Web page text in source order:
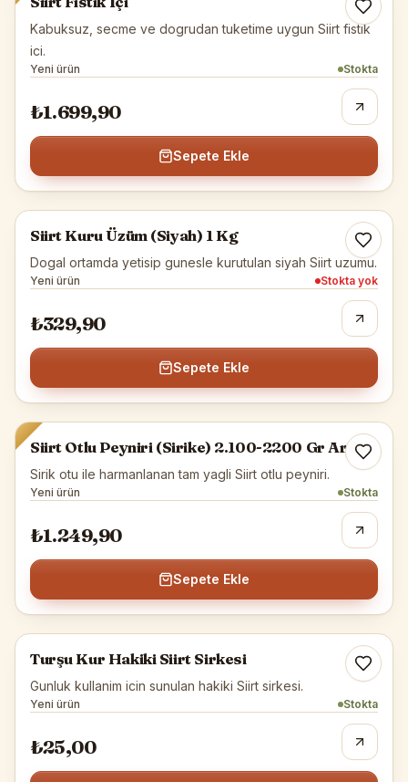
Kabuksuz, secme ve dogrudan tuketime uygun Siirt fistik
ici.
Yeni ürün Stokta
₺1.699,90
Sepete Ekle
Siirt Yöresel
Siirt Kuru Üzüm (Siyah) 1 Kg
Dogal ortamda yetisip gunesle kurutulan siyah Siirt uzumu.
Yeni ürün Stokta yok
₺329,90
Sepete Ekle
Siirt Peynirleri
Siirt Otlu Peyniri (Sirike) 2.100-2200 Gr Arası
Sirik otu ile harmanlanan tam yagli Siirt otlu peyniri.
Yeni ürün Stokta
₺1.249,90
Sepete Ekle
Siirt Yöresel
Turşu Kur Hakiki Siirt Sirkesi
Gunluk kullanim icin sunulan hakiki Siirt sirkesi.
Yeni ürün Stokta
₺25,00